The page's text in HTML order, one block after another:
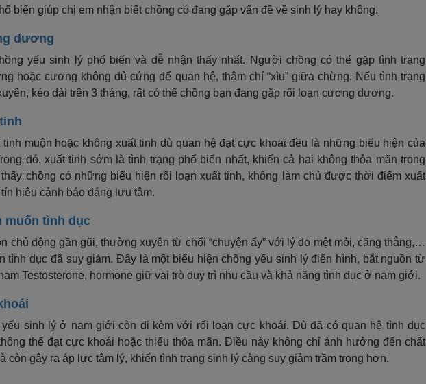
biến giúp chị em nhận biết chồng có đang gặp vấn đề về sinh lý hay không.
dương
yếu sinh lý phổ biến và dễ nhận thấy nhất. Người chồng có thể gặp tình trạng
hoặc cương không đủ cứng để quan hệ, thậm chí “xìu” giữa chừng. Nếu tình trạng
kéo dài trên 3 tháng, rất có thể chồng bạn đang gặp rối loạn cương dương.
tinh muộn hoặc không xuất tinh dù quan hệ đạt cực khoái đều là những biểu hiện của
đó, xuất tinh sớm là tình trạng phổ biến nhất, khiến cả hai không thỏa mãn trong
chồng có những biểu hiện rối loạn xuất tinh, không làm chủ được thời điểm xuất
hiệu cảnh báo đáng lưu tâm.
muốn tình dục
chủ động gần gũi, thường xuyên từ chối “chuyện ấy” với lý do mệt mỏi, căng thẳng,…
tình dục đã suy giảm. Đây là một biểu hiện chồng yếu sinh lý điển hình, bắt nguồn từ
Testosterone, hormone giữ vai trò duy trì nhu cầu và khả năng tình dục ở nam giới.
sinh lý ở nam giới còn đi kèm với rối loạn cực khoái. Dù đã có quan hệ tình dục
thể đạt cực khoái hoặc thiếu thỏa mãn. Điều này không chỉ ảnh hưởng đến chất
còn gây ra áp lực tâm lý, khiến tình trạng sinh lý càng suy giảm trầm trọng hơn.